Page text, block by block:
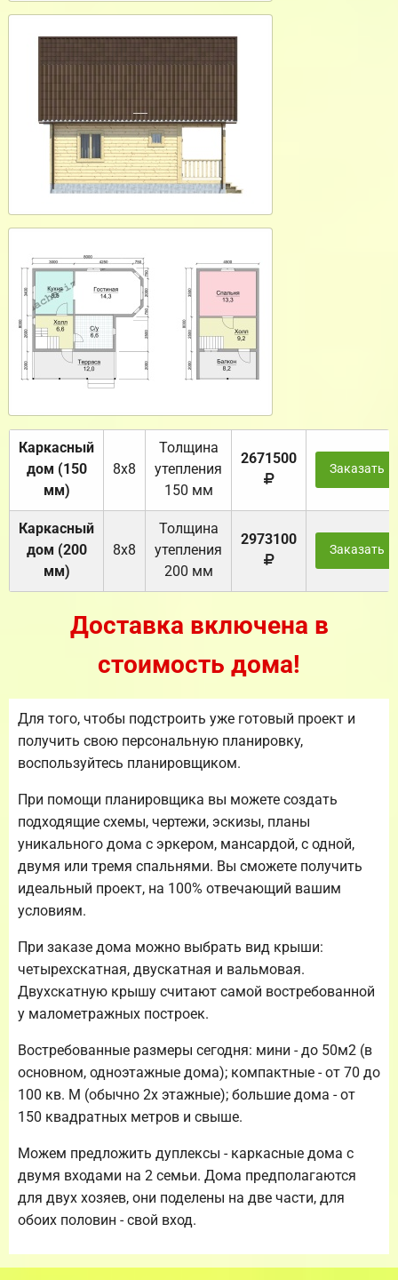
Каркасный
дом (150
мм)
8х8
Толщина
утепления
150 мм
2671500
Заказать
Каркасный
дом (200
мм)
8х8
Толщина
утепления
200 мм
2973100
Заказать
Доставка включена в
стоимость дома!
Для того, чтобы подстроить уже готовый проект и
получить свою персональную планировку,
воспользуйтесь планировщиком.
При помощи планировщика вы можете создать
подходящие схемы, чертежи, эскизы, планы
уникального дома с эркером, мансардой, с одной,
двумя или тремя спальнями. Вы сможете получить
идеальный проект, на 100% отвечающий вашим
условиям.
При заказе дома можно выбрать вид крыши:
четырехскатная, двускатная и вальмовая.
Двухскатную крышу считают самой востребованной
у малометражных построек.
Востребованные размеры сегодня: мини - до 50м2 (в
основном, одноэтажные дома); компактные - от 70 до
100 кв. М (обычно 2х этажные); большие дома - от
150 квадратных метров и свыше.
Можем предложить дуплексы - каркасные дома с
двумя входами на 2 семьи. Дома предполагаются
для двух хозяев, они поделены на две части, для
обоих половин - свой вход.